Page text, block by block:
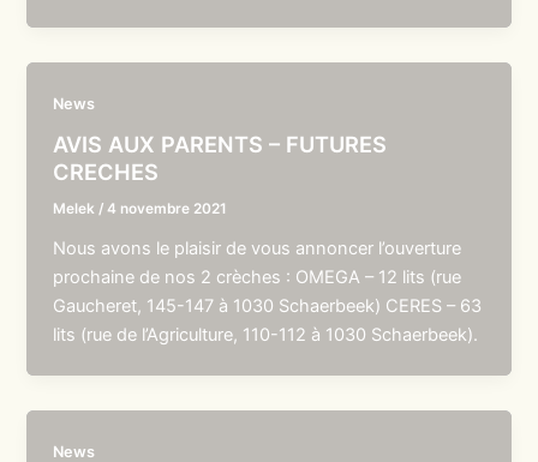
News
AVIS AUX PARENTS – FUTURES
CRECHES
Melek /4 novembre 2021
Nous avons le plaisir de vous annoncer l’ouverture
prochaine de nos 2 crèches : OMEGA – 12 lits (rue
Gaucheret, 145-147 à 1030 Schaerbeek) CERES – 63
lits (rue de l’Agriculture, 110-112 à 1030 Schaerbeek).
News